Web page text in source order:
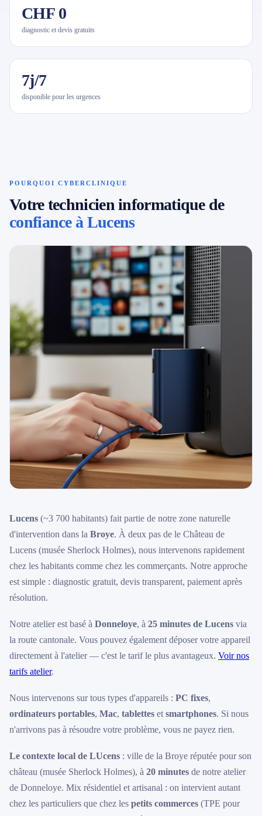
CHF 0
diagnostic et devis gratuits
7j/7
disponible pour les urgences
POURQUOI CYBERCLINIQUE
Votre technicien informatique de
confiance à Lucens
Lucens (~3 700 habitants) fait partie de notre zone naturelle
d'intervention dans la Broye. À deux pas de le Château de
Lucens (musée Sherlock Holmes), nous intervenons rapidement
chez les habitants comme chez les commerçants. Notre approche
est simple : diagnostic gratuit, devis transparent, paiement après
résolution.
Notre atelier est basé à Donneloye, à 25 minutes de Lucens via
la route cantonale. Vous pouvez également déposer votre appareil
directement à l'atelier — c'est le tarif le plus avantageux. Voir nos
tarifs atelier.
Nous intervenons sur tous types d'appareils : PC fixes,
ordinateurs portables, Mac, tablettes et smartphones. Si nous
n'arrivons pas à résoudre votre problème, vous ne payez rien.
Le contexte local de LUcens : ville de la Broye réputée pour son
château (musée Sherlock Holmes), à 20 minutes de notre atelier
de Donneloye. Mix résidentiel et artisanal : on intervient autant
chez les particuliers que chez les petits commerces (TPE pour